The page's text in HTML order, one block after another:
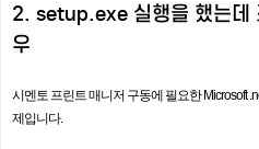
2. setup.exe 실행을 했는데
우
시멘토 프린트 매니저 구동에 필요한 Microsoft
제입니다.